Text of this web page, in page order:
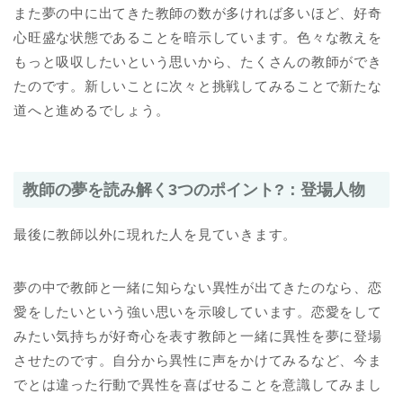
また夢の中に出てきた教師の数が多ければ多いほど、好奇
心旺盛な状態であることを暗示しています。色々な教えを
もっと吸収したいという思いから、たくさんの教師ができ
たのです。新しいことに次々と挑戦してみることで新たな
道へと進めるでしょう。
教師の夢を読み解く3つのポイント?：登場人物
最後に教師以外に現れた人を見ていきます。
夢の中で教師と一緒に知らない異性が出てきたのなら、恋
愛をしたいという強い思いを示唆しています。恋愛をして
みたい気持ちが好奇心を表す教師と一緒に異性を夢に登場
させたのです。自分から異性に声をかけてみるなど、今ま
でとは違った行動で異性を喜ばせることを意識してみまし